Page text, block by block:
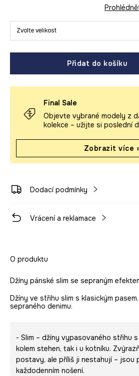
Zvolte velikost
Přidat do košíku
Final Sale
Objevte vybrané modely z
kolekce – užijte si poslední
Zobrazit více
Dodací podmínky
Vrácení a reklamace
O produktu
Džíny pánské slim se sepraným
Džíny ve střihu slim s klasickým
sepraného denimu.
- Slim – džíny vypasovaného střihu
kolem stehen, tak i u kotníku.
postavy, ale příliš ji nestahují – jsou
každodenním nošení.